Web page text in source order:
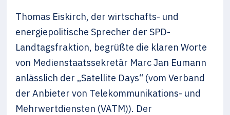
Thomas Eiskirch, der wirtschafts- und
energiepolitische Sprecher der SPD-
Landtagsfraktion, begrüßte die klaren Worte
von Medienstaatssekretär Marc Jan Eumann
anlässlich der „Satellite Days“ (vom Verband
der Anbieter von Telekommunikations- und
Mehrwertdiensten (VATM)). Der